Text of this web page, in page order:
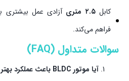
کابل۲.۵ متری
آزادی عمل بیشتری
فراهم می‌کند.
سوالات متداول (FAQ)
آیا موتور BLDC باعث عملکرد بهتر می‌شود؟